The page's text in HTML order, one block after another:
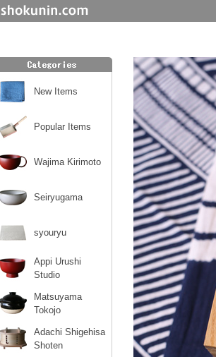
New Items
Popular Items
Wajima Kirimoto
Seiryugama
syouryu
Appi Urushi
Studio
Matsuyama
Tokojo
Adachi Shigehisa
Shoten